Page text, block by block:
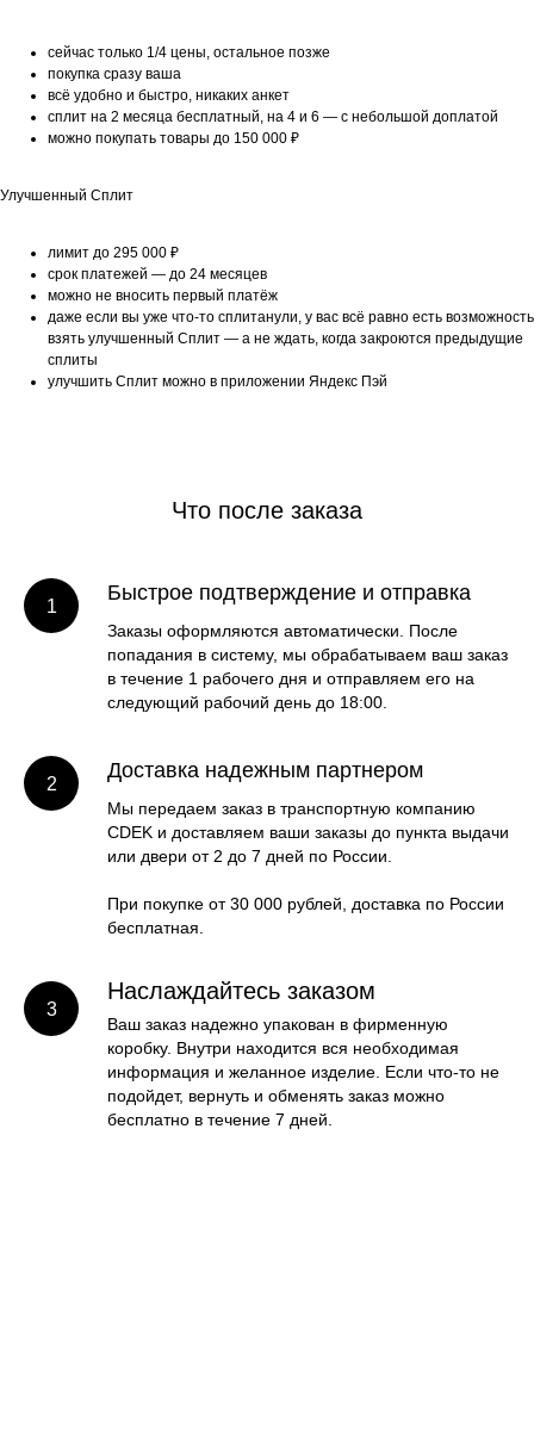
сейчас только 1/4 цены, остальное позже
покупка сразу ваша
всё удобно и быстро, никаких анкет
сплит на 2 месяца бесплатный, на 4 и 6 — с небольшой доплатой
можно покупать товары до 150 000 ₽
Улучшенный Сплит
лимит до 295 000 ₽
срок платежей — до 24 месяцев
можно не вносить первый платёж
даже если вы уже что-то сплитанули, у вас всё равно есть возможность
взять улучшенный Сплит — а не ждать, когда закроются предыдущие
сплиты
улучшить Сплит можно в приложении Яндекс Пэй
Что после заказа
Быстрое подтверждение и отправка
Заказы оформляются автоматически. После
попадания в систему, мы обрабатываем ваш заказ
в течение 1 рабочего дня и отправляем его на
следующий рабочий день до 18:00.
Доставка надежным партнером
Мы передаем заказ в транспортную компанию
CDEK и доставляем ваши заказы до пункта выдачи
или двери от 2 до 7 дней по России.
При покупке от 30 000 рублей, доставка по России
бесплатная.
Наслаждайтесь заказом
Ваш заказ надежно упакован в фирменную
коробку. Внутри находится вся необходимая
информация и желанное изделие. Если что-то не
подойдет, вернуть и обменять заказ можно
бесплатно в течение 7 дней.